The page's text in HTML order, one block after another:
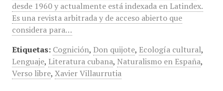
desde 1960 y actualmente está indexada en Latindex.
Es una revista arbitrada y de acceso abierto que
considera para…
Etiquetas: Cognición, Don quijote, Ecología cultural,
Lenguaje, Literatura cubana, Naturalismo en España,
Verso libre, Xavier Villaurrutia